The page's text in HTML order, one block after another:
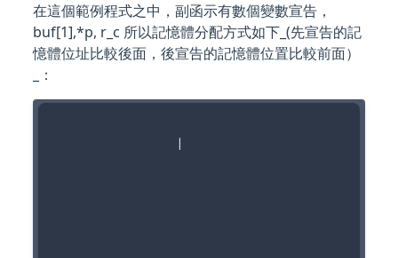
在這個範例程式之中，副函示有數個變數宣告，
buf[1],*p, r_c 所以記憶體分配方式如下_(先宣告的記
憶體位址比較後面，後宣告的記憶體位置比較前面）
_：